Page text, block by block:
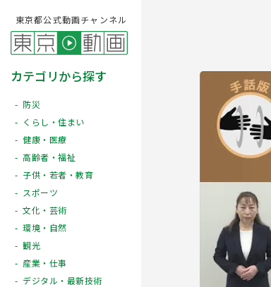
東京都公式動画チャンネル
カテゴリから探す
防災
くらし・住まい
健康・医療
高齢者・福祉
子供・若者・教育
スポーツ
文化・芸術
環境・自然
観光
産業・仕事
デジタル・最新技術